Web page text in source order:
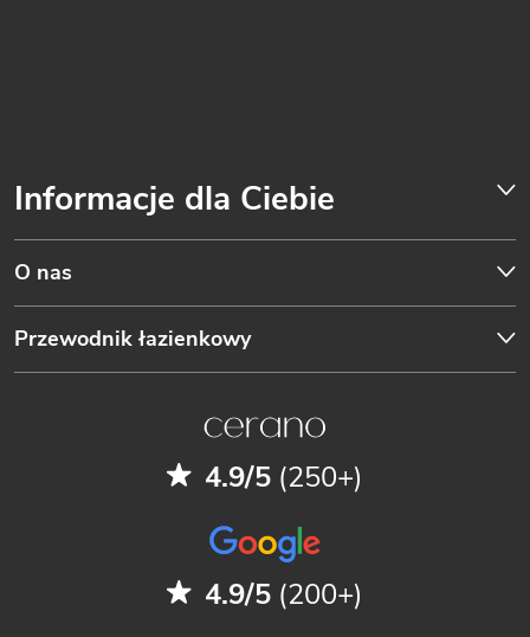
Informacje dla Ciebie
O nas
Przewodnik łazienkowy
4.9/5 (250+)
4.9/5 (200+)